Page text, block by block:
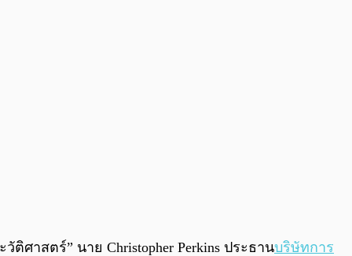
าสตร์” นาย Christopher Perkins ประธานบริษัทการ